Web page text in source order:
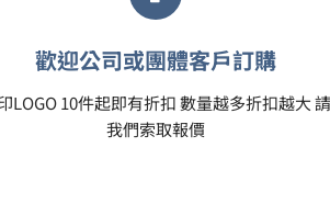
歡迎公司或團體客戶訂購
LOGO 10件起即有折扣 數量越多折扣越大
我們索取報價